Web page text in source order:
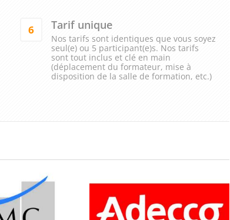
6 Tarif unique
Nos tarifs sont identiques que vous soyez
seul(e) ou 5 participant(e)s. Nos tarifs
sont tout inclus et clé en main
(déplacement du formateur, mise à
disposition de la salle de formation, etc.)